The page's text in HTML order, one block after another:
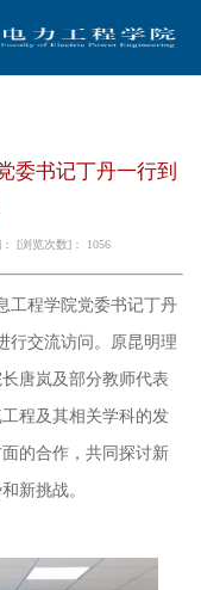
委书记丁丹一行到
[浏览次数]： 1056
工程学院党委书记丁丹
行交流访问。原昆明理
唐岚及部分教师代表
程及其相关学科的发
的合作，共同探讨新
新挑战。